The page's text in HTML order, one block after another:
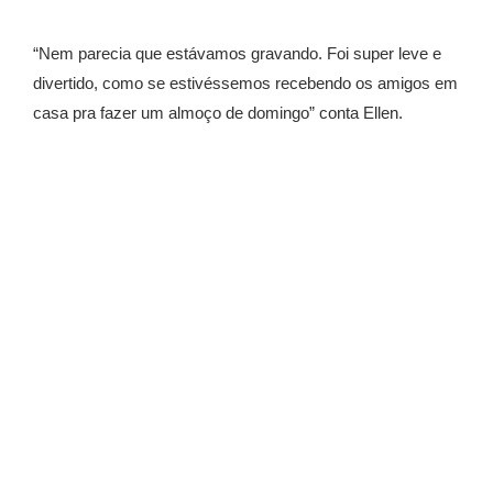
“Nem parecia que estávamos gravando. Foi super leve e
divertido, como se estivéssemos recebendo os amigos em
casa pra fazer um almoço de domingo” conta Ellen.